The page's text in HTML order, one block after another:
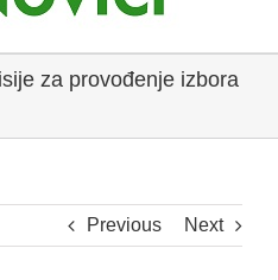
za provođenje izbora
Previous Next